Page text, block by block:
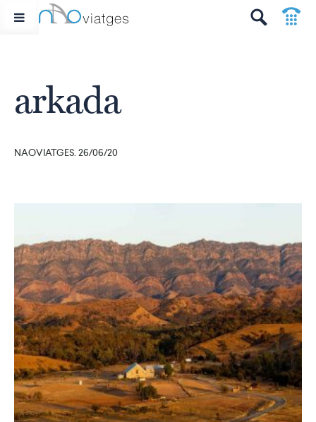
arkada
NAOVIATGES. 26/06/20
t
p